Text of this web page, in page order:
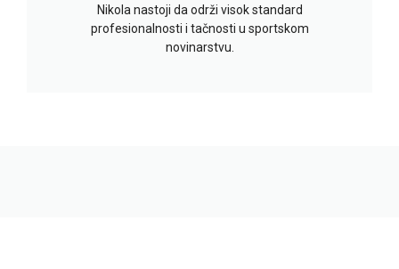
Nikola nastoji da održi visok standard
profesionalnosti i tačnosti u sportskom
novinarstvu.